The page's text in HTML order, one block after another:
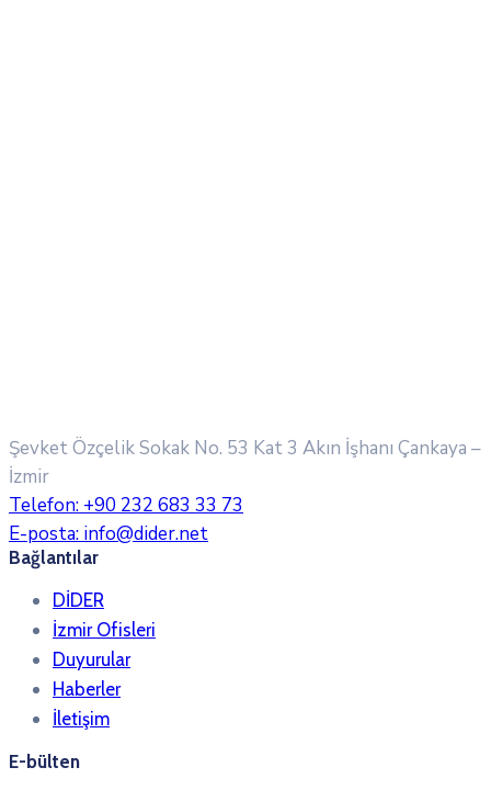
Şevket Özçelik Sokak No. 53 Kat 3 Akın İşhanı Çankaya –
İzmir
Telefon: +90 232 683 33 73
E-posta: info@dider.net
Bağlantılar
DİDER
İzmir Ofisleri
Duyurular
Haberler
İletişim
E-bülten